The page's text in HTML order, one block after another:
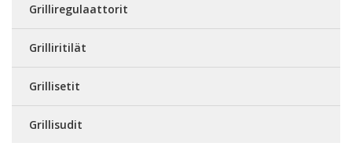
Grilliregulaattorit
Grilliritilät
Grillisetit
Grillisudit